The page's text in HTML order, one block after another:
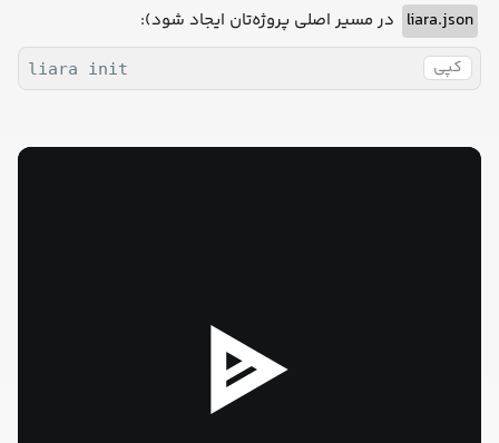
liara.json در مسیر اصلی پروژه‌تان ایجاد شود):
کپی liara init